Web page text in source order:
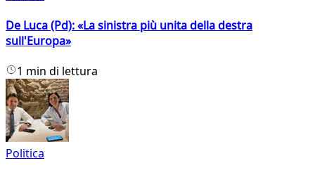
De Luca (Pd): «La sinistra più unita della destra
sull'Europa»
1 min di lettura
Politica